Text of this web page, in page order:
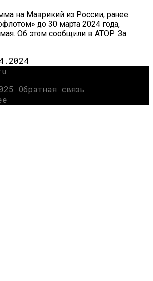
на Маврикий из России, ранее
до 30 марта 2024 года,
Об этом сообщили в АТОР. За
Обратная связь